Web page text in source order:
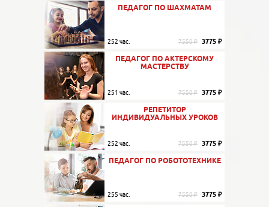
ПЕДАГОГ ПО ШАХМАТАМ
252 час. 7550 ₽ 3775 ₽
ПЕДАГОГ ПО АКТЕРСКОМУ
МАСТЕРСТВУ
251 час. 7550 ₽ 3775 ₽
РЕПЕТИТОР
ИНДИВИДУАЛЬНЫХ УРОКОВ
252 час. 7550 ₽ 3775 ₽
ПЕДАГОГ ПО РОБОТОТЕХНИКЕ
255 час. 7550 ₽ 3775 ₽